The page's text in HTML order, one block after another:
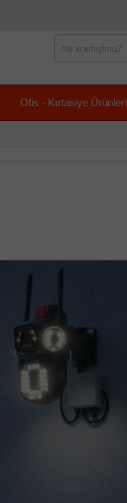
Ofis - Kırtasiye Ürünleri